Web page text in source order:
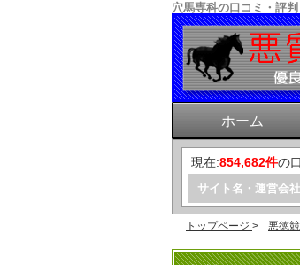
穴馬専科の口コミ・評
ホーム
現在:854,682件の
サイト名・運営会
トップページ > 悪徳